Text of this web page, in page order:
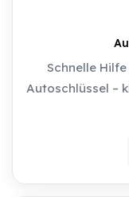
Schnelle
Autoschlüssel –